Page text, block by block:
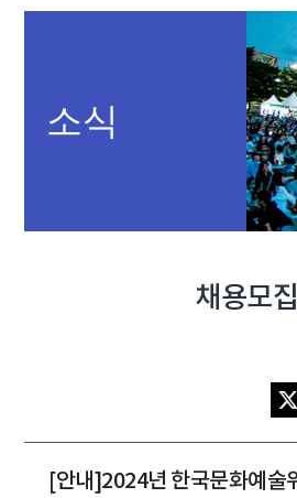
소식
채용모집
[안내]2024년 한국문화예술